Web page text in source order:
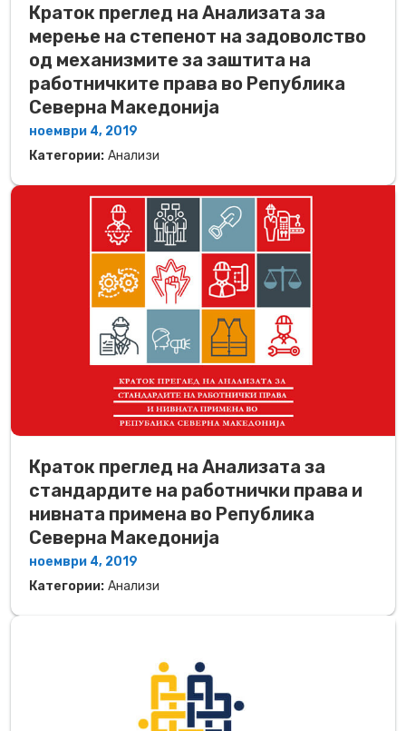
Краток преглед на Анализата за
мерење на степенот на задоволство
од механизмите за заштита на
работничките права во Република
Северна Македонија
ноември 4, 2019
Категории: Анализи
Краток преглед на Анализата за
стандардите на работнички права и
нивната примена во Република
Северна Македонија
ноември 4, 2019
Категории: Анализи